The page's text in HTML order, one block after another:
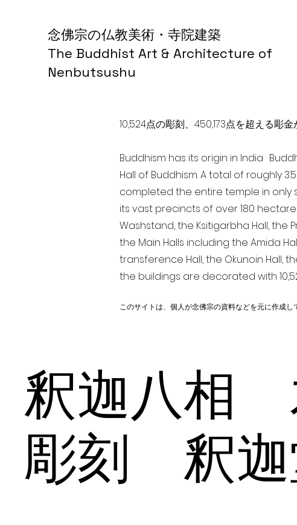
念佛宗の仏教美術・寺院建築
The Buddhist Art & Architecture of
Nenbutsushu
10,524点の彫刻、450,173点を超える彫
Buddhism has its origin in India
Hall of Buddhism. A total of roughly
completed the entire temple in only
its vast precincts of over 180
Washstand, the Ksitigarbha Hall, the
the Main Halls including the Amida
transference Hall, the Okunoin Hall,
the buildings are decorated with
このサイトは、個人が念佛宗の資料などを元に作成し
釈迦八相
彫刻 釈迦